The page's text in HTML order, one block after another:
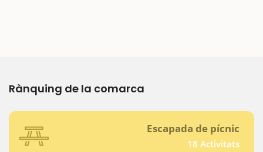
Rànquing de la comarca
Escapada de pícnic
18 Activitats